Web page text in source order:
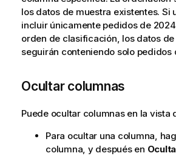
los datos de muestra existentes. Si
incluir únicamente pedidos de
orden de clasificación, los datos de
seguirán conteniendo solo pedidos
Ocultar columnas
Puede ocultar columnas en la vista
Para ocultar una columna,
columna, y después en